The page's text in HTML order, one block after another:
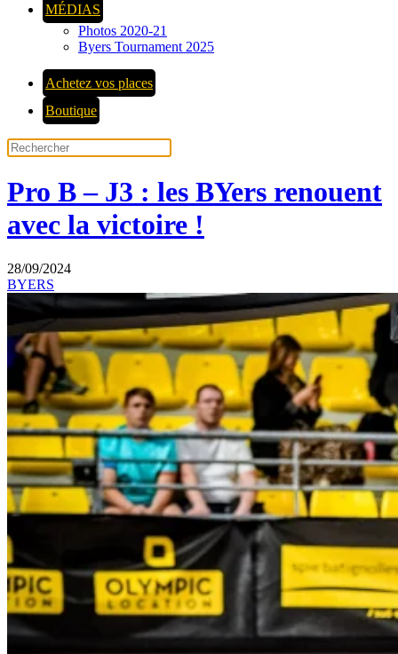
MÉDIAS
Photos 2020-21
Byers Tournament 2025
Achetez vos places
Boutique
Pro B – J3 : les BYers renouent
avec la victoire !
28/09/2024
BYERS